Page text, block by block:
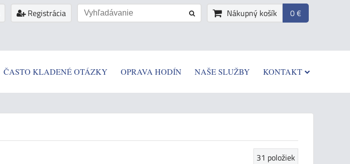
Registrácia Nákupný košík 0 €
ČASTO KLADENÉ OTÁZKY OPRAVA HODÍN NAŠE SLUŽBY KONTAKT
31 položiek